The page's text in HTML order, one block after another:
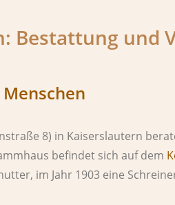
Bestattung und
8) in Kaiserslautern
befindet sich auf dem
im Jahr 1903 eine